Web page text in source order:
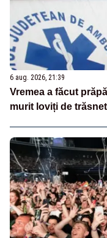
6 aug. 2026, 21:39
Vremea a făcut
murit loviți de